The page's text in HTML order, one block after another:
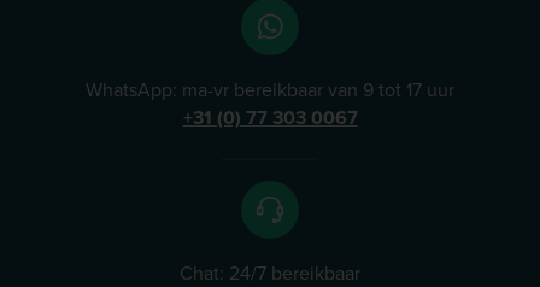
WhatsApp: ma-vr bereikbaar van 9 tot 17 uur
+31 (0) 77 303 0067
Chat: 24/7 bereikbaar